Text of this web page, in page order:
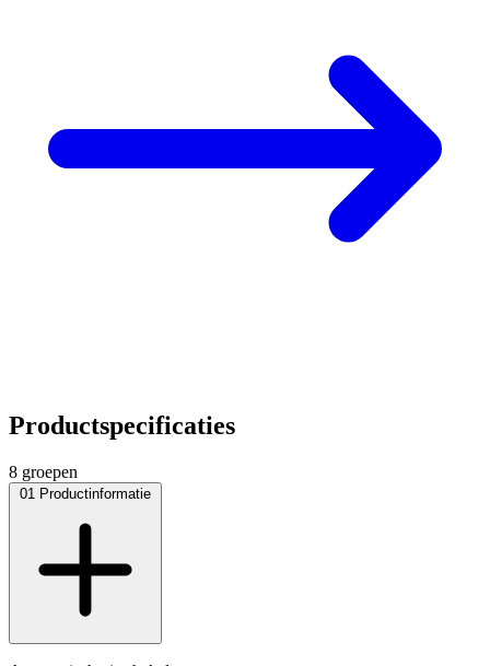
Productspecificaties
8 groepen
01 Productinformatie